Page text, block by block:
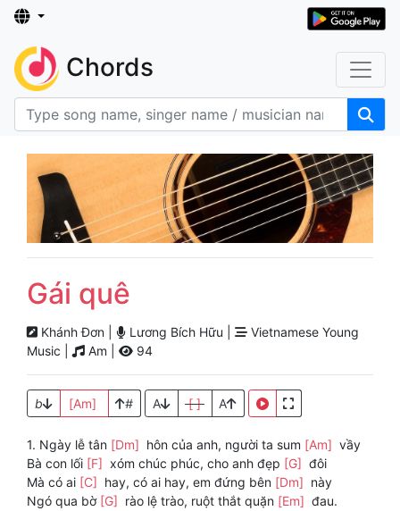
Chords
Gái quê
Khánh Đơn | Lương Bích Hữu |
Vietnamese Young
Music |
Am | 94
b [Am] # A [ ] A
1. Ngày lễ tân [Dm] hôn của anh, người ta sum [Am] vầy
Bà con lối [F] xóm chúc phúc, cho anh đẹp [G] đôi
Mà có ai [C] hay, có ai hay, em đứng bên [Dm] này
Ngó qua bờ [G] rào lệ trào, ruột thắt quặn [Em] đau.